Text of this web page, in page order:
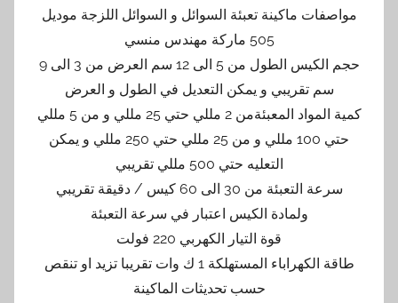
مواصفات ماكينة تعبئة السوائل و السوائل اللزجة موديل
505 ماركة مهندس منسي
حجم الكيس الطول من 5 الى 12 سم العرض من 3 الى 9
سم تقريبي و يمكن التعديل في الطول و العرض
كمية المواد المعبئةمن 2 مللي حتي 25 مللي و من 5 مللي
حتي 100 مللي و من 25 مللي حتي 250 مللي و يمكن
التعليه حتي 500 مللي تقريبي
سرعة التعبئة من 30 الى 60 كيس / دقيقة تقريبي
ولمادة الكيس اعتبار في سرعة التعبئة
قوة التيار الكهربي 220 فولت
طاقة الكهراباء المستهلكة 1 ك وات تقريبا تزيد او تنقص
حسب تحديثات الماكينة